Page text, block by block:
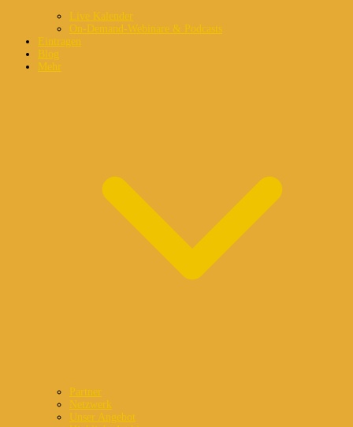
Live Kalender
On-Demand-Webinare & Podcasts
Eintragen
Blog
Mehr
Partner
Netzwerk
Unser Angebot